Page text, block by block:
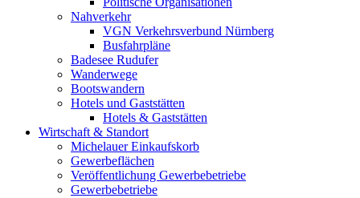
Nahverkehr
VGN Verkehrsverbund Nürnberg
Busfahrpläne
Badesee Rudufer
Wanderwege
Bootswandern
Hotels und Gaststätten
Hotels & Gaststätten
Wirtschaft & Standort
Michelauer Einkaufskorb
Gewerbeflächen
Veröffentlichung Gewerbebetriebe
Gewerbebetriebe